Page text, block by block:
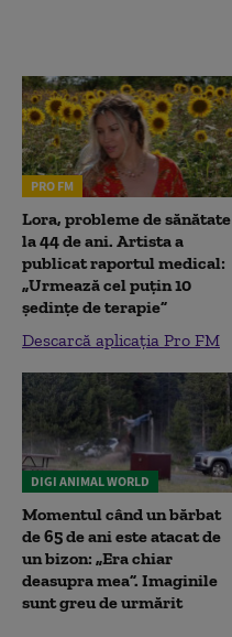
PRO FM
Lora, probleme de sănătate
la 44 de ani. Artista a
publicat raportul medical:
„Urmează cel puțin 10
ședințe de terapie”
Descarcă aplicația Pro FM
DIGI ANIMAL WORLD
Momentul când un bărbat
de 65 de ani este atacat de
un bizon: „Era chiar
deasupra mea”. Imaginile
sunt greu de urmărit